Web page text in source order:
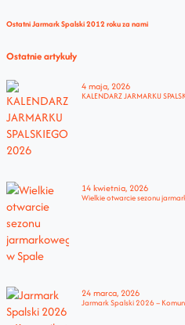
Ostatni Jarmark Spalski 2012 roku za nami
Ostatnie artykuły
4 maja, 2026
KALENDARZ JARMARKU
14 kwietnia, 2026
Wielkie otwarcie sezonu
24 marca, 2026
Jarmark Spalski 2026 –